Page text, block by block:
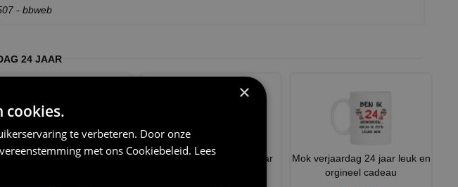
- bbweb
24 JAAR
verjaardag feestelijk met
leuk verjaardag shirt 24 jaar
Mok verjaardag 24 jaar leuk en
orgineel cadeau
×
cookies.
te verbeteren. Door onze
met ons Cookiebeleid. Lees